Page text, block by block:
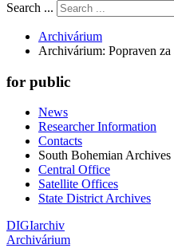
Search ...
Archivárium
Archivárium: Popraven za
for public
News
Researcher Information
Contacts
South Bohemian Archives
Central Office
Satellite Offices
State District Archives
DIGIarchiv
Archivárium